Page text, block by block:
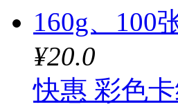
¥20.0
快惠 彩色